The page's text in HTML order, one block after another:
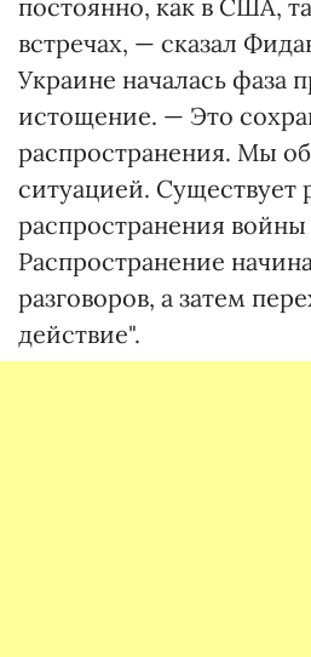
постоянно, как в США,
встречах, — сказал
Украине началась фаза
истощение. — Это
распространения. Мы
ситуацией. Существует
распространения войны
Распространение
разговоров, а затем
действие".